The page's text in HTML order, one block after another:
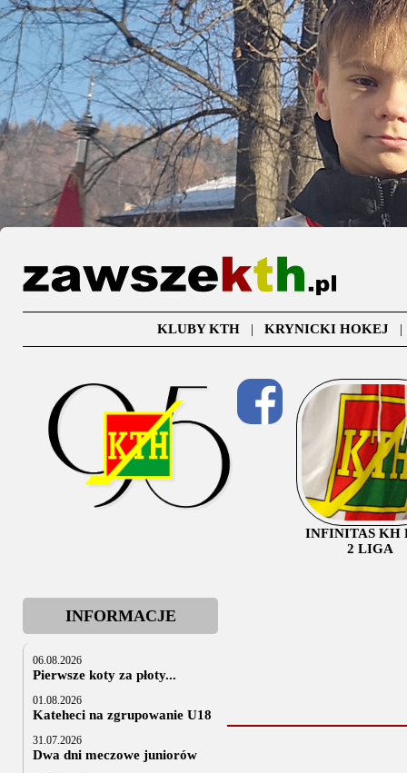
KLUBY KTH| KRYNICKI HOKEJ
INFINITAS KH
2 LIGA
INFORMACJE
06.08.2026
Pierwsze koty za płoty...
01.08.2026
Kateheci na zgrupowanie U18
31.07.2026
Dwa dni meczowe juniorów